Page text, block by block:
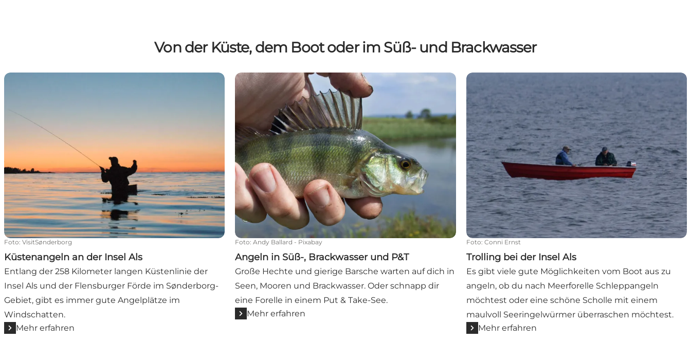
Von der Küste, dem Boot oder im Süß- und Brackwasser
Küstenangeln an der Insel Als
Foto: VisitSønderborg
Küstenangeln an der Insel Als
Entlang der 258 Kilometer langen Küstenlinie der
Insel Als und der Flensburger Förde im Sønderborg-
Gebiet, gibt es immer gute Angelplätze im
Windschatten.
Mehr erfahren
Angeln in Süß-, Brackwasser und P&T
Foto: Andy Ballard - Pixabay
Angeln in Süß-, Brackwasser und P&T
Große Hechte und gierige Barsche warten auf dich in
Seen, Mooren und Brackwasser. Oder schnapp dir
eine Forelle in einem Put & Take-See.
Mehr erfahren
Trolling bei der Insel Als
Foto: Conni Ernst
Trolling bei der Insel Als
Es gibt viele gute Möglichkeiten vom Boot aus zu
angeln, ob du nach Meerforelle Schleppangeln
möchtest oder eine schöne Scholle mit einem
maulvoll Seeringelwürmer überraschen möchtest.
Mehr erfahren